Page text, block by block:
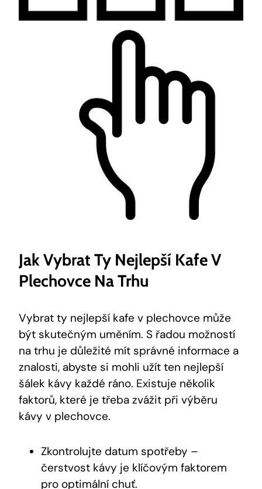
Jak Vybrat Ty Nejlepší Kafe V
Plechovce Na Trhu
Vybrat ty nejlepší kafe v plechovce může
být skutečným uměním. S řadou možností
na trhu je důležité mít správné informace a
znalosti, abyste si mohli užít ten nejlepší
šálek kávy každé ráno. Existuje několik
faktorů, které je třeba zvážit při výběru
kávy v plechovce.
Zkontrolujte datum spotřeby –
čerstvost kávy je klíčovým faktorem
pro optimální chuť.